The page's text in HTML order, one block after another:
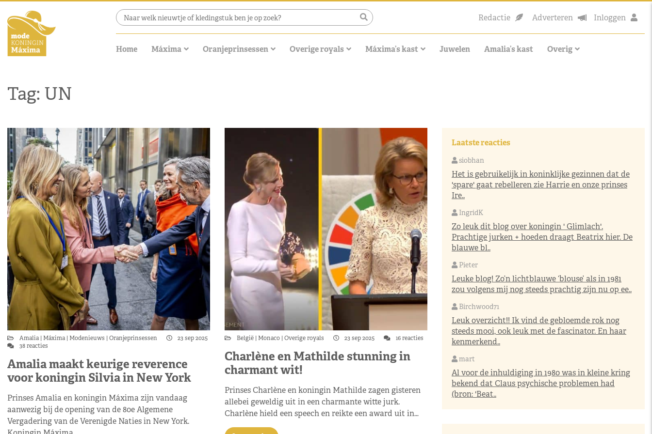
Redactie Adverteren Inloggen
Home Máxima Oranjeprinsessen Overige royals Máxima’s kast Juwelen Amalia’s kast Overig
Tag: UN
Amalia Máxima Modenieuws Oranjeprinsessen
23 sep 2025
38 reacties
Amalia maakt keurige reverence
voor koningin Silvia in New York
Prinses Amalia en koningin Máxima zijn vandaag
aanwezig bij de opening van de 80e Algemene
Vergadering van de Verenigde Naties in New York.
België Monaco Overige royals 23 sep 2025 16 reacties
Charlène en Mathilde stunning in
charmant wit!
Prinses Charlène en koningin Mathilde zagen gisteren
allebei geweldig uit in een charmante witte jurk.
Charlène hield een speech en reikte een award uit in…
Laatste reacties
siobhan
Het is gebruikelijk in koninklijke gezinnen dat de
'spare' gaat rebelleren zie Harrie en onze prinses
Ire..
IngridK
Zo leuk dit blog over koningin ' Glimlach'.
Prachtige jurken + hoeden draagt Beatrix hier. De
blauwe bl..
Pieter
Leuke blog! Zo’n lichtblauwe ‘blouse’ als in 1981
zou volgens mij nog steeds prachtig zijn nu op ee..
Birchwood71
Leuk overzicht!! Ik vind de gebloemde rok nog
steeds mooi, ook leuk met de fascinator. En haar
kenmerkend..
mart
Al voor de inhuldiging in 1980 was in kleine kring
bekend dat Claus psychische problemen had
(bron: 'Beat..